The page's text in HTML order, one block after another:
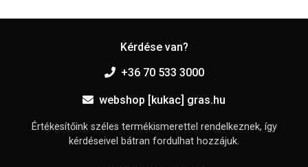
Kérdése van?
+36 70 533 3000
webshop [kukac] gras.hu
Értékesítőink széles termékismerettel rendelkeznek, így
kérdéseivel bátran fordulhat hozzájuk.